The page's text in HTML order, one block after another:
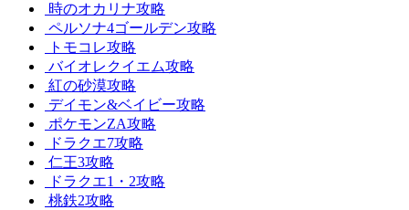
時のオカリナ攻略
ペルソナ4ゴールデン攻略
トモコレ攻略
バイオレクイエム攻略
紅の砂漠攻略
デイモン&ベイビー攻略
ポケモンZA攻略
ドラクエ7攻略
仁王3攻略
ドラクエ1・2攻略
桃鉄2攻略